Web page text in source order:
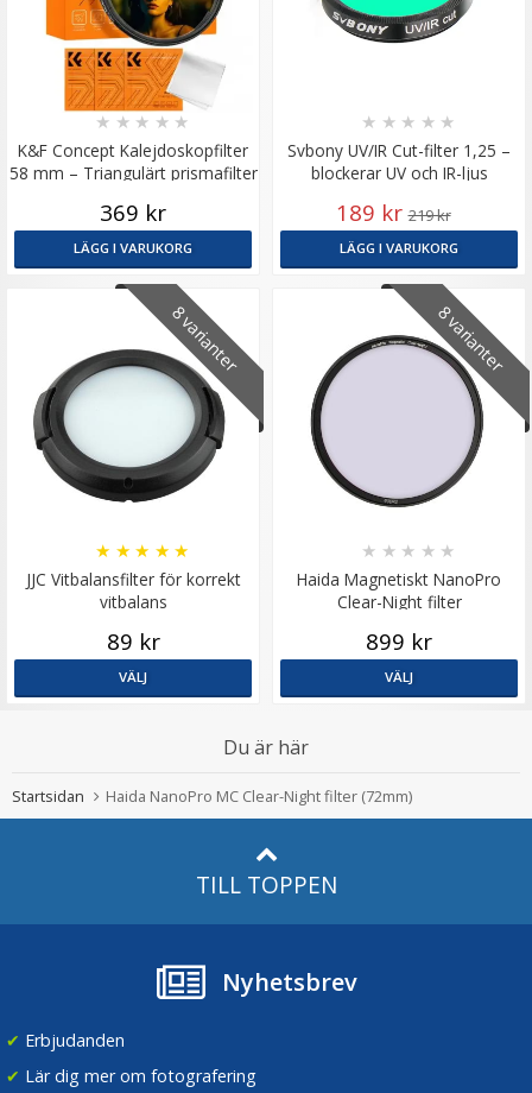
K&F Concept Kalejdoskopfilter
58 mm – Triangulärt prismafilter
★ ★ ★ ★ ★
369 kr
LÄGG I VARUKORG
Svbony UV/IR Cut-filter 1,25 –
blockerar UV och IR-ljus
★ ★ ★ ★ ★
189 kr 219 kr
LÄGG I VARUKORG
8 varianter
JJC Vitbalansfilter för korrekt
vitbalans
★ ★ ★ ★ ★
89 kr
VÄLJ
8 varianter
Haida Magnetiskt NanoPro
Clear-Night filter
★ ★ ★ ★ ★
899 kr
VÄLJ
Du är här
Startsidan Haida NanoPro MC Clear-Night filter (72mm)
TILL TOPPEN
Nyhetsbrev
✔ Erbjudanden
✔ Lär dig mer om fotografering